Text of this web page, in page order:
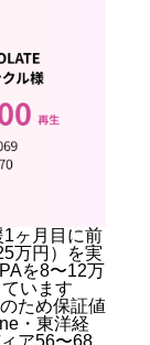
ヶ月目に前
万円）を実
を8〜12万
います
ため保証値
・東洋経
ア56〜68